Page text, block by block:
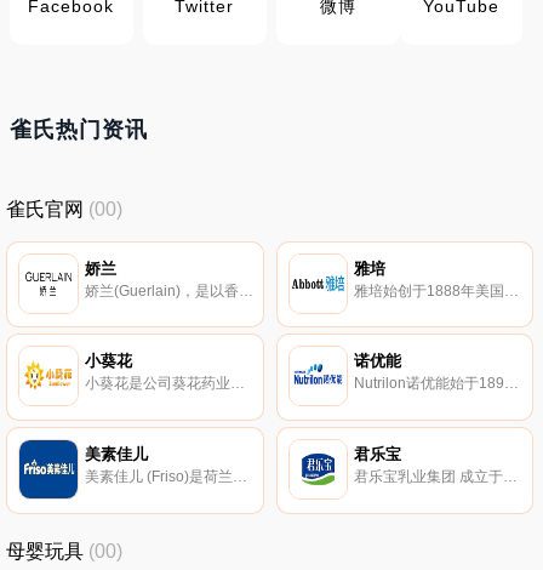
Facebook Twitter 微博 YouTube
雀氏热门资讯
雀氏官网 (00)
娇兰 雅培
小葵花
小葵花是公司葵花药业集团于2016年成立的全资子公司，以益生菌类膳食营养补充剂为主要产品，其分支产品涵盖了复合维生素、矿物质、凝胶类产品及其他功能性膳食补充食品，面向人群涵盖了老年人、成人、女性、儿童及婴幼儿等。
诺优能
Nutrilon诺优能始于1896年荷兰，享有极高声誉的高品质奶粉品牌。诺优能产品研发、生产到罐装均在荷兰完成，专注于婴幼儿营养领域产品研发生产的公司。
美素佳儿
美素佳儿 (Friso)是荷兰皇家菲仕兰旗下的婴幼儿奶粉品牌。美素佳儿奶粉均是来自荷兰自家牧场，100%原产原罐进口，鲜奶到罐装一次完成，全程工艺有严格管控。
君乐宝
君乐宝乳业集团 成立于1995年 ，是河北省乳制品加工企业 ，是农业产业化龙头企业、国家高新技术企业、国家乳品研发技术分中心 。君乐宝业务范围包括婴幼儿奶粉、低温酸奶、常温液态奶、牧业等四大板块； 目前君乐宝建立起了涵盖奶业全产业链各环节的运营布局，上下游协同发展，为消费者提供营养、健康、安全的乳制品。
母婴玩具 (00)